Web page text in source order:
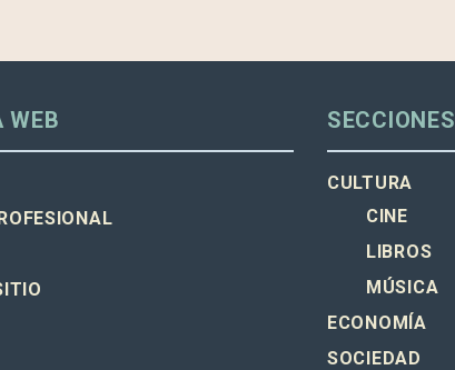
WEB SECCIONES
CULTURA
CINE
LIBROS
MÚSICA
ECONOMÍA
SOCIEDAD